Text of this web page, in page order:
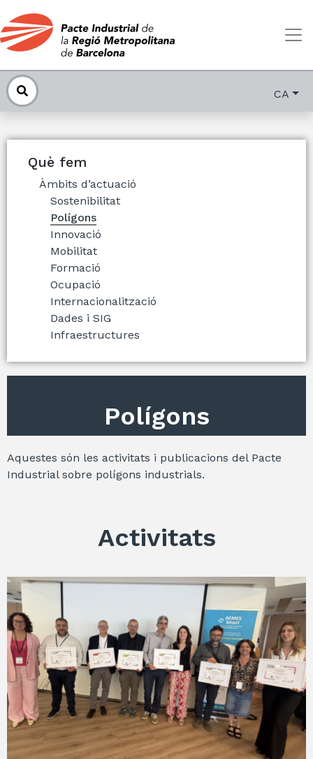
CA
Què fem
Àmbits d’actuació
Sostenibilitat
Polígons
Innovació
Mobilitat
Formació
Ocupació
Internacionalització
Dades i SIG
Infraestructures
Polígons
Aquestes són les activitats i publicacions del Pacte
Industrial sobre polígons industrials.
Activitats